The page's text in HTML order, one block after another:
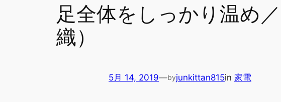
足全体をしっかり温め
織）
5月 14, 2019—byjunkittan815in 家電